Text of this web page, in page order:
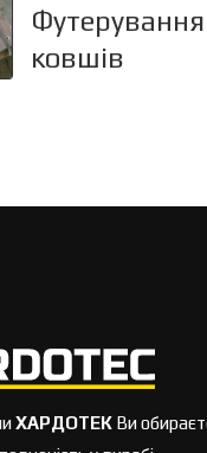
ковшів
ХАРДОТЕК Ви